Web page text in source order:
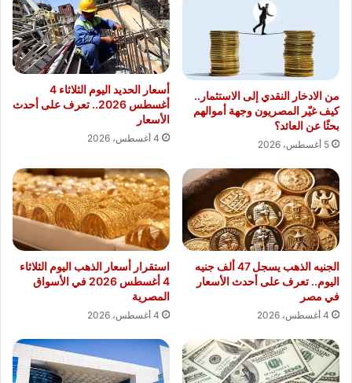
من الادخار النقدي إلى الاستثمار..
كيف غيّر المصريون وجهة أموالهم
بحثًا عن العائد؟
5 أغسطس، 2026
أسعار الحديد اليوم الثلاثاء 4
أغسطس 2026.. تعرف على أحدث
الأسعار
4 أغسطس، 2026
الجنيه الذهب يسجل 47 ألف جنيه
اليوم.. تعرف على أحدث الأسعار
في مصر
4 أغسطس، 2026
استقرار أسعار الذهب اليوم الثلاثاء
4 أغسطس 2026 في الأسواق
المصرية
4 أغسطس، 2026